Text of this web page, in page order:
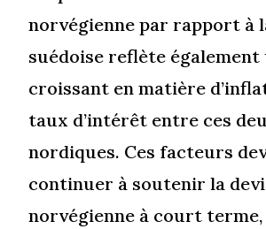
norvégienne par rapport à
suédoise reflète
croissant en matière
taux d’intérêt entre ces
nordiques. Ces facteurs
continuer à soutenir la
norvégienne à court terme,